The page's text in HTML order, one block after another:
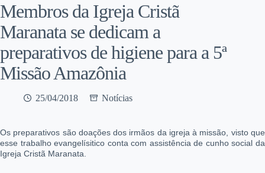
Membros da Igreja Cristã
Maranata se dedicam a
preparativos de higiene para a 5ª
Missão Amazônia
25/04/2018 Notícias
Os preparativos são doações dos irmãos da igreja à missão, visto que
esse trabalho evangelísitico conta com assistência de cunho social da
Igreja Cristã Maranata.